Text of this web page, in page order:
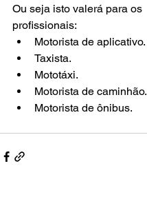
Ou seja isto valerá para os
profissionais:
Motorista de aplicativo.
Taxista.
Mototáxi.
Motorista de caminhão.
Motorista de ônibus.